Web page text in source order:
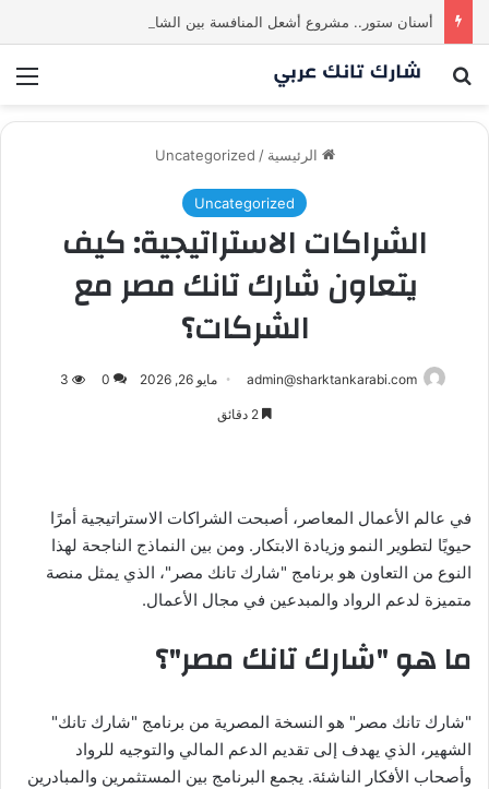
بحث عن
الرئيسية /
Uncategorized
Uncategorized
الشراكات الاستراتيجية: كيف
يتعاون شارك تانك مصر مع
الشركات؟
admin@sharktankarabi.com مايو 26, 2026 0
3
في عالم الأعمال المعاصر، أصبحت الشراكات الاستراتيجية أمرًا
حيويًا لتطوير النمو وزيادة الابتكار. ومن بين النماذج الناجحة لهذا
النوع من التعاون هو برنامج "شارك تانك مصر"، الذي يمثل منصة
متميزة لدعم الرواد والمبدعين في مجال الأعمال.
ما هو "شارك تانك مصر"؟
"شارك تانك مصر" هو النسخة المصرية من برنامج "شارك تانك"
الشهير، الذي يهدف إلى تقديم الدعم المالي والتوجيه للرواد
وأصحاب الأفكار الناشئة. يجمع البرنامج بين المستثمرين والمبادرين